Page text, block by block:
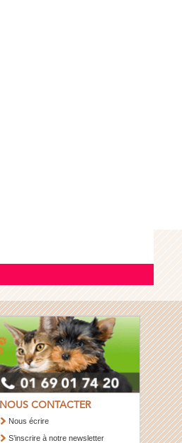
NOUS CONTACTER
Nous écrire
S’inscrire à notre newsletter